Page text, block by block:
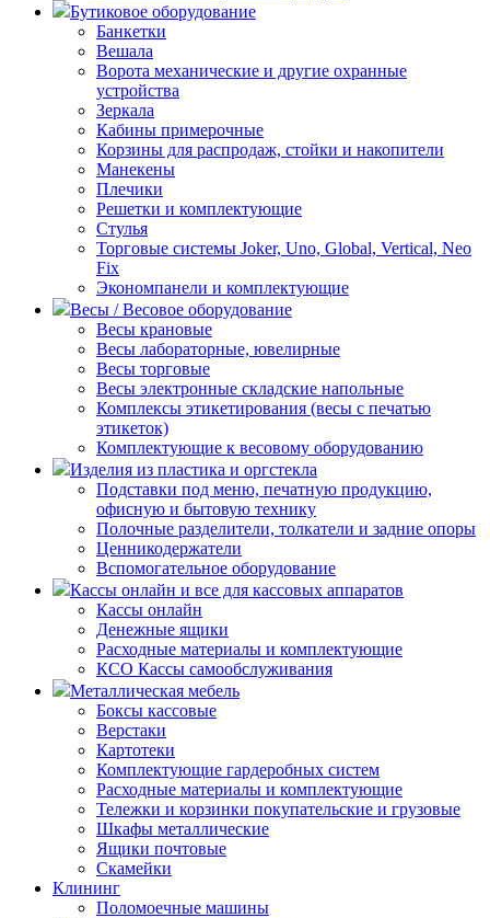
Бутиковое оборудование
Банкетки
Вешала
Ворота механические и другие охранные
устройства
Зеркала
Кабины примерочные
Корзины для распродаж, стойки и накопители
Манекены
Плечики
Решетки и комплектующие
Стулья
Торговые системы Joker, Uno, Global, Vertical, Neo
Fix
Экономпанели и комплектующие
Весы / Весовое оборудование
Весы крановые
Весы лабораторные, ювелирные
Весы торговые
Весы электронные складские напольные
Комплексы этикетирования (весы с печатью
этикеток)
Комплектующие к весовому оборудованию
Изделия из пластика и оргстекла
Подставки под меню, печатную продукцию,
офисную и бытовую технику
Полочные разделители, толкатели и задние опоры
Ценникодержатели
Вспомогательное оборудование
Кассы онлайн и все для кассовых аппаратов
Кассы онлайн
Денежные ящики
Расходные материалы и комплектующие
КСО Кассы самообслуживания
Металлическая мебель
Боксы кассовые
Верстаки
Картотеки
Комплектующие гардеробных систем
Расходные материалы и комплектующие
Тележки и корзинки покупательские и грузовые
Шкафы металлические
Ящики почтовые
Скамейки
Клининг
Поломоечные машины